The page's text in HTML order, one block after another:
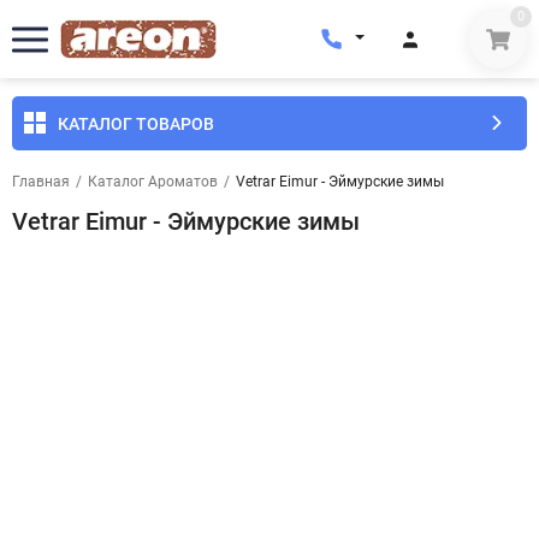
0
КАТАЛОГ ТОВАРОВ
Главная / Каталог Ароматов / Vetrar Eimur - Эймурские зимы
Vetrar Eimur - Эймурские зимы